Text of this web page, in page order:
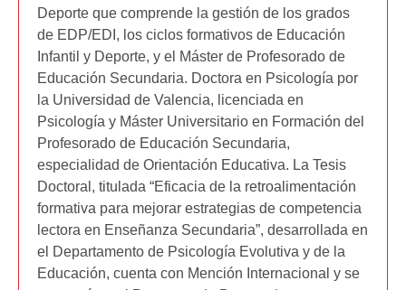
Deporte que comprende la gestión de los grados
de EDP/EDI, los ciclos formativos de Educación
Infantil y Deporte, y el Máster de Profesorado de
Educación Secundaria. Doctora en Psicología por
la Universidad de Valencia, licenciada en
Psicología y Máster Universitario en Formación del
Profesorado de Educación Secundaria,
especialidad de Orientación Educativa. La Tesis
Doctoral, titulada “Eficacia de la retroalimentación
formativa para mejorar estrategias de competencia
lectora en Enseñanza Secundaria”, desarrollada en
el Departamento de Psicología Evolutiva y de la
Educación, cuenta con Mención Internacional y se